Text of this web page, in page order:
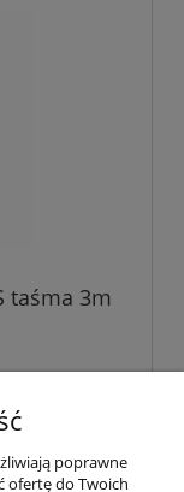
taśma 3m
poprawne
ofertę do Twoich